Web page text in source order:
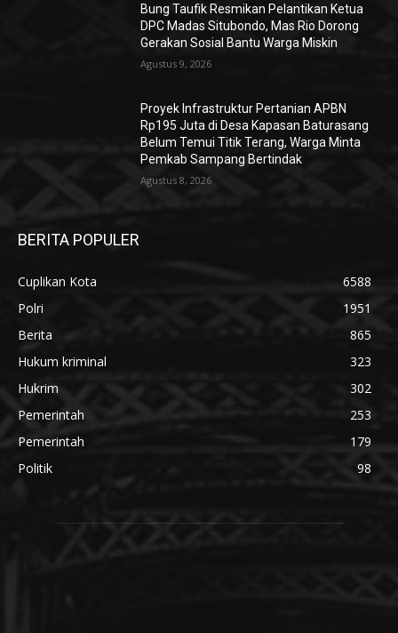
Bung Taufik Resmikan Pelantikan Ketua
DPC Madas Situbondo, Mas Rio Dorong
Gerakan Sosial Bantu Warga Miskin
Agustus 9, 2026
Proyek Infrastruktur Pertanian APBN
Rp195 Juta di Desa Kapasan Baturasang
Belum Temui Titik Terang, Warga Minta
Pemkab Sampang Bertindak
Agustus 8, 2026
BERITA POPULER
Cuplikan Kota
6588
Polri
1951
Berita
865
Hukum kriminal
323
Hukrim
302
Pemerintah
253
Pemerintah
179
Politik
98